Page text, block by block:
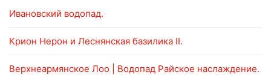
Ивановский водопад.
Крион Нерон и Леснянская базилика II.
Верхнеармянское Лоо | Водопад Райское наслаждение.